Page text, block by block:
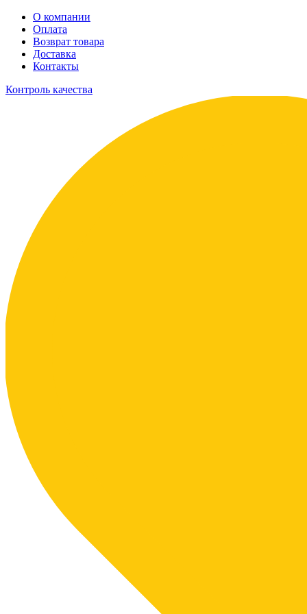
О компании
Оплата
Возврат товара
Доставка
Контакты
Контроль качества